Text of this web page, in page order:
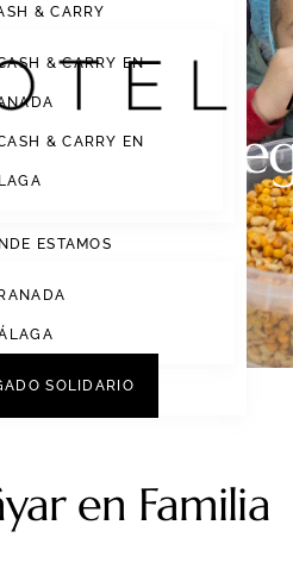
& CARRY
& CARRY EN
& CARRY EN
ESTAMOS
SOLIDARIO
Nuestro
en Familia